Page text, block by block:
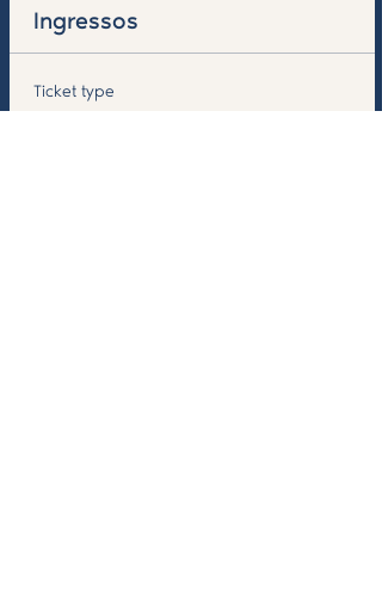
Ingressos
Ticket type